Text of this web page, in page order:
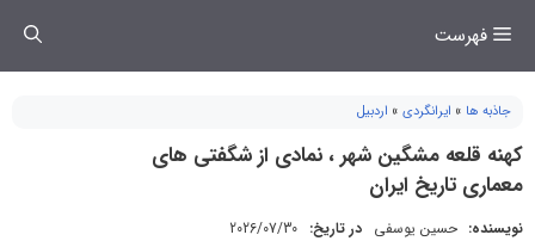
فهرست
جاذبه ها » ایرانگردی » اردبیل
کهنه قلعه مشگین شهر ، نمادی از شگفتی های
معماری تاریخ ایران
نویسنده: حسین یوسفی در تاریخ: 2026/07/30